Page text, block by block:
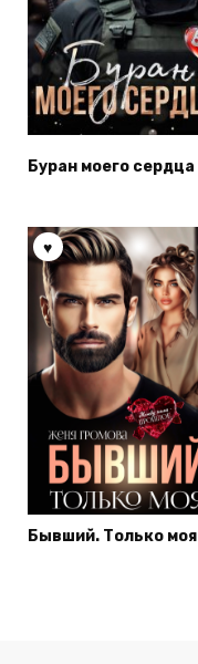
Буран моего сердца
Бывший. Только моя